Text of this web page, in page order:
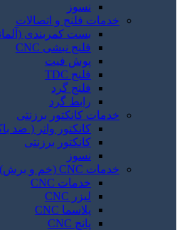
نسوز
خدمات فلنج و اتصالات
بست کمربندی
فلنج نبشی CNC
پوش فیت
فلنج TDC
فلنج گرد
رابط گرد
خدمات کانکتور برزنتی
کانکتور واتر ( ضد
کانکتور برزنتی
نسوز
خدمات CNC (خم و برش)
خدمات CNC
لیزر CNC
پلاسما CNC
پانچ CNC